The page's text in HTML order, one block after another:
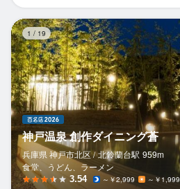
1 / 19
神戸温泉 創作ダイニング蒼
兵庫県 神戸市北区 / 北鈴蘭台駅 959m
食堂、うどん、ラーメン
3.54 ～￥2,999 ～￥1,999